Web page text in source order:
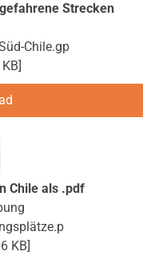
Strecken
Chile.gp
Chile als .pdf
KB